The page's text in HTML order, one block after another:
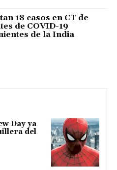
18 casos en CT de
de COVID-19
de la India
Day ya
del